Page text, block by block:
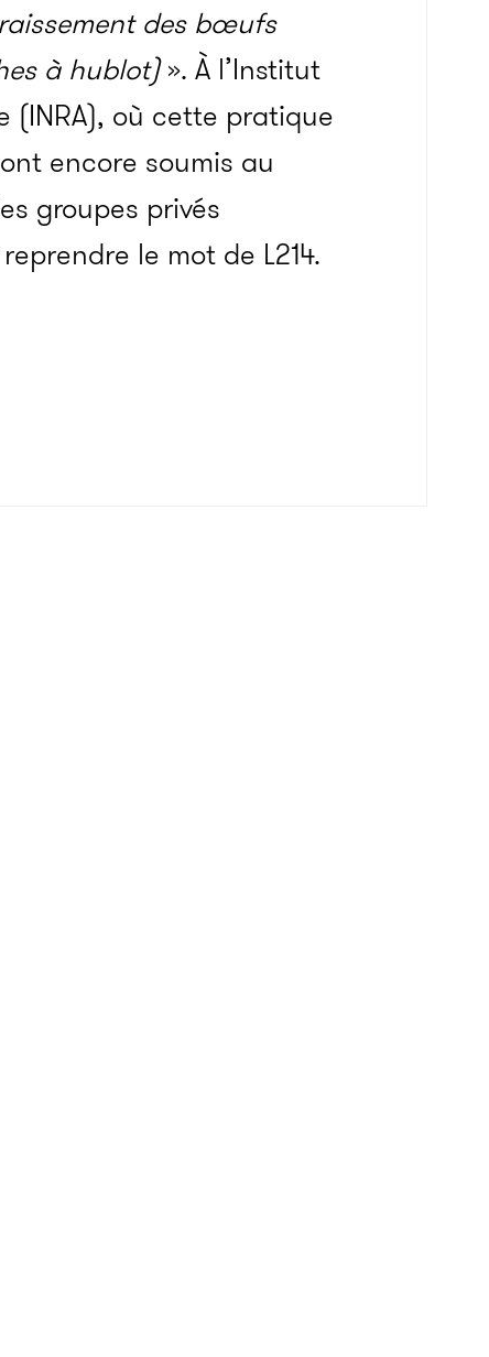
des bœufs
à hublot)». À l’Institut
(INRA), où cette pratique
encore soumis au
groupes privés
le mot de L214.